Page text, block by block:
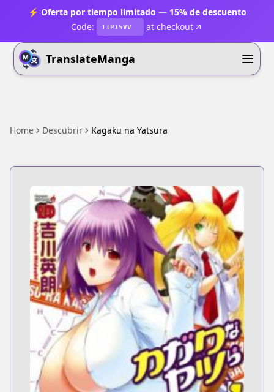
⚡ Oferta por tiempo limitado — 15% de descuento
Code:
T1P15VV at checkout
TranslateManga
Home Descubrir Kagaku na Yatsura